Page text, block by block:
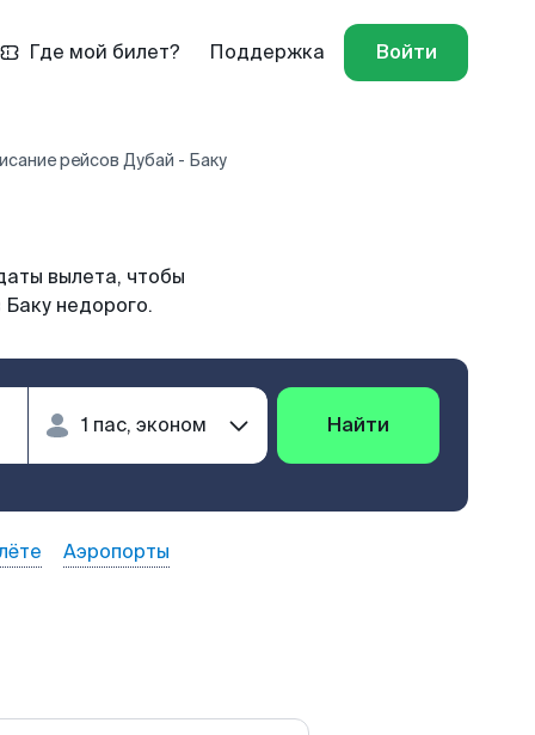
Где мой билет? Поддержка Войти
рейсов Дубай - Баку
вылета, чтобы
недорого.
Найти
Аэропорты